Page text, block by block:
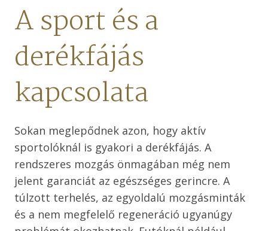
A sport és a
derékfájás
kapcsolata
Sokan meglepődnek azon, hogy aktív
sportolóknál is gyakori a derékfájás. A
rendszeres mozgás önmagában még nem
jelent garanciát az egészséges gerincre. A
túlzott terhelés, az egyoldalú mozgásminták
és a nem megfelelő regeneráció ugyanúgy